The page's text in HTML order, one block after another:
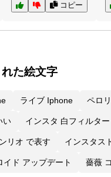
コピー
た絵文字
ライブ Iphone ペロリ
い インスタ 白フィルター
リオ で表す インスタス
イド アップデート 薔薇